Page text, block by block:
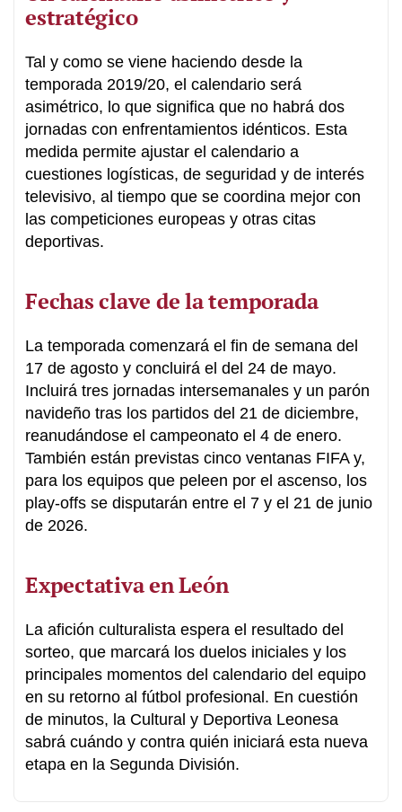
estratégico
Tal y como se viene haciendo desde la
temporada 2019/20, el calendario será
asimétrico, lo que significa que no habrá dos
jornadas con enfrentamientos idénticos. Esta
medida permite ajustar el calendario a
cuestiones logísticas, de seguridad y de interés
televisivo, al tiempo que se coordina mejor con
las competiciones europeas y otras citas
deportivas.
Fechas clave de la temporada
La temporada comenzará el fin de semana del
17 de agosto y concluirá el del 24 de mayo.
Incluirá tres jornadas intersemanales y un parón
navideño tras los partidos del 21 de diciembre,
reanudándose el campeonato el 4 de enero.
También están previstas cinco ventanas FIFA y,
para los equipos que peleen por el ascenso, los
play-offs se disputarán entre el 7 y el 21 de junio
de 2026.
Expectativa en León
La afición culturalista espera el resultado del
sorteo, que marcará los duelos iniciales y los
principales momentos del calendario del equipo
en su retorno al fútbol profesional. En cuestión
de minutos, la Cultural y Deportiva Leonesa
sabrá cuándo y contra quién iniciará esta nueva
etapa en la Segunda División.